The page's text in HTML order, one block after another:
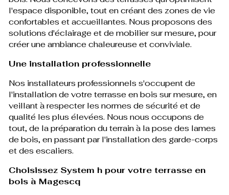
l'espace disponible, tout en créant des zones de vie
confortables et accueillantes. Nous proposons des
solutions d'éclairage et de mobilier sur mesure, pour
créer une ambiance chaleureuse et conviviale.
Une installation professionnelle
Nos installateurs professionnels s'occupent de
l'installation de votre terrasse en bois sur mesure, en
veillant à respecter les normes de sécurité et de
qualité les plus élevées. Nous nous occupons de
tout, de la préparation du terrain à la pose des lames
de bois, en passant par l'installation des garde-corps
et des escaliers.
Choisissez System h pour votre terrasse en
bois à Magescq